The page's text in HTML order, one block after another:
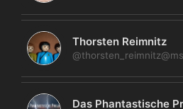
Thorsten Reimnitz
Das Phantastische